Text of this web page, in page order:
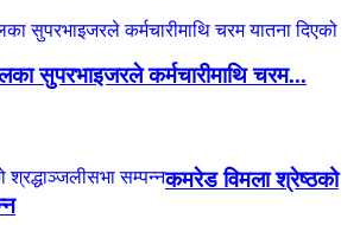
सुपरभाइजरले कर्मचारीमाथि चरम...
कमरेड विमला श्रेष्ठको